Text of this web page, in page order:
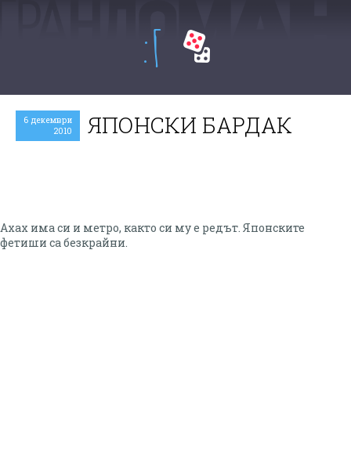
:Г
6 декември
2010
ЯПОНСКИ БАРДАК
Ахах има си и метро, както си му е редът. Японските
фетиши са безкрайни.